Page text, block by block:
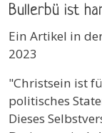
Bullerbü ist
Ein Artikel in
2023
"Christsein ist
politisches
Dieses